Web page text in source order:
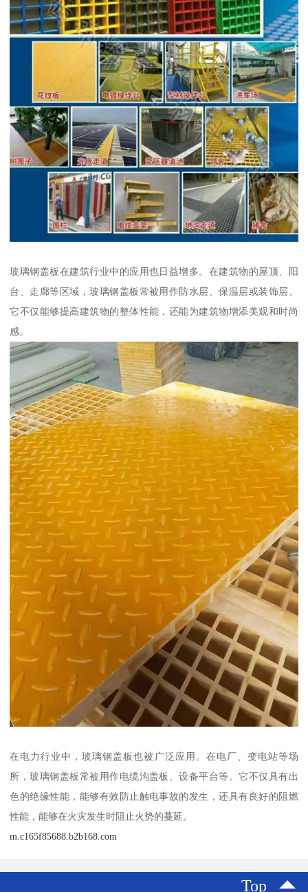
玻璃钢盖板在建筑行业中的应用也日益增多。在建筑物的屋顶、阳
台、走廊等区域，玻璃钢盖板常被用作防水层、保温层或装饰层。
它不仅能够提高建筑物的整体性能，还能为建筑物增添美观和时尚
感。
在电力行业中，玻璃钢盖板也被广泛应用。在电厂、变电站等场
所，玻璃钢盖板常被用作电缆沟盖板、设备平台等。它不仅具有出
色的绝缘性能，能够有效防止触电事故的发生，还具有良好的阻燃
性能，能够在火灾发生时阻止火势的蔓延。
m.c165f85688.b2b168.com
Top